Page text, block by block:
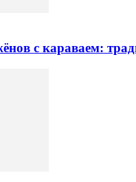
с караваем: